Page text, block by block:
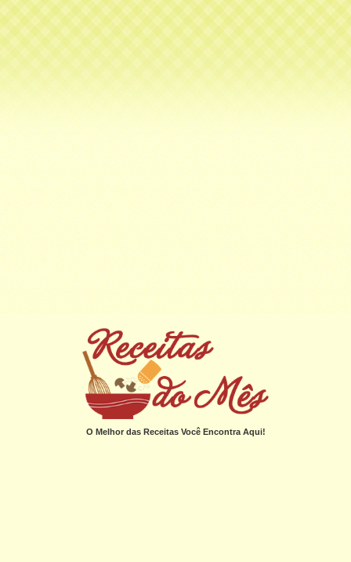
O Melhor das Receitas Você Encontra Aqui!